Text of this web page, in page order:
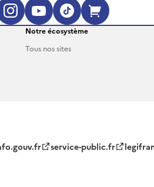
(s'ouvre dans une
(s'ouvre dans
Instagram (s'ouvre
YouTube
TikTok
Notre écosystème
Tous nos sites
service-public.fr